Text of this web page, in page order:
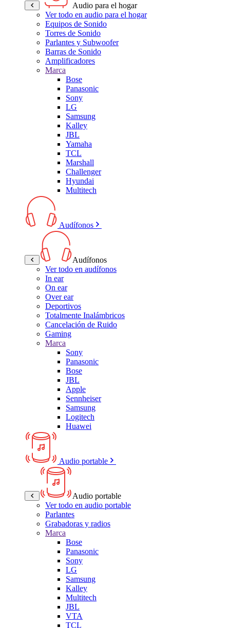
Audio para el hogar
Ver todo en audio para el hogar
Equipos de Sonido
Torres de Sonido
Parlantes y Subwoofer
Barras de Sonido
Amplificadores
Marca
Bose
Panasonic
Sony
LG
Samsung
Kalley
JBL
Yamaha
TCL
Marshall
Challenger
Hyundai
Multitech
Audífonos
Audífonos
Ver todo en audífonos
In ear
On ear
Over ear
Deportivos
Totalmente Inalámbricos
Cancelación de Ruido
Gaming
Marca
Sony
Panasonic
Bose
JBL
Apple
Sennheiser
Samsung
Logitech
Huawei
Audio portable
Audio portable
Ver todo en audio portable
Parlantes
Grabadoras y radios
Marca
Bose
Panasonic
Sony
LG
Samsung
Kalley
Multitech
JBL
VTA
TCL